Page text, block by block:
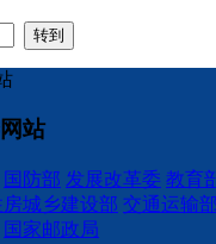
站
国防部 发展改革委 教育
房城乡建设部 交通运输部
国家邮政局